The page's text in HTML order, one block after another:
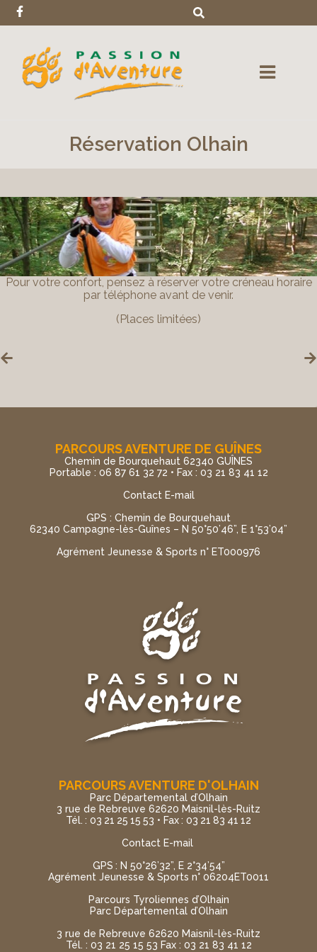
Réservation Olhain
Pour votre confort, pensez à réserver votre créneau horaire
par téléphone avant de venir.
(Places limitées)
PARCOURS AVENTURE DE GUÎNES
Chemin de Bourquehaut 62340 GUÎNES
Portable : 06 87 61 32 72 • Fax : 03 21 83 41 12
Contact E-mail
GPS : Chemin de Bourquehaut
62340 Campagne-lès-Guînes – N 50°50’46”, E 1°53’04”
Agrément Jeunesse & Sports n° ET000976
PARCOURS AVENTURE D'OLHAIN
Parc Départemental d’Olhain
3 rue de Rebreuve 62620 Maisnil-lès-Ruitz
Tél. : 03 21 25 15 53 • Fax : 03 21 83 41 12
Contact E-mail
GPS : N 50°26’32”, E 2°34’54”
Agrément Jeunesse & Sports n° 06204ET0011
Parcours Tyroliennes d’Olhain
Parc Départemental d’Olhain
3 rue de Rebreuve 62620 Maisnil-lès-Ruitz
Tél. : 03 21 25 15 53 Fax : 03 21 83 41 12